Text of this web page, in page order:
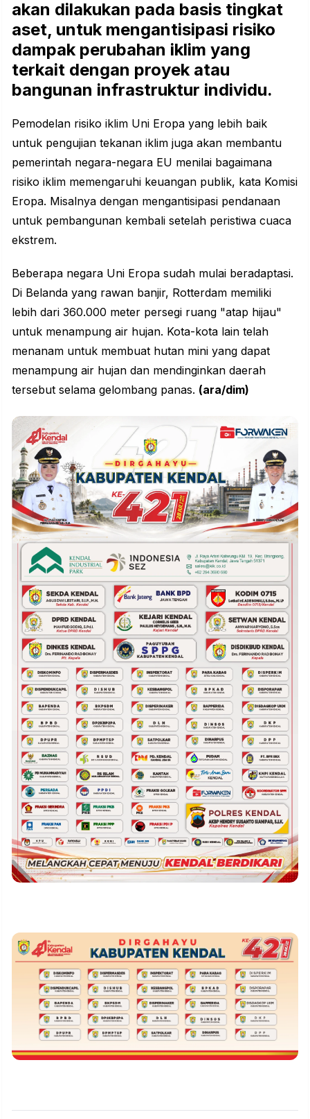
akan dilakukan pada basis tingkat
aset, untuk mengantisipasi risiko
dampak perubahan iklim yang
terkait dengan proyek atau
bangunan infrastruktur individu.
Pemodelan risiko iklim Uni Eropa yang lebih baik
untuk pengujian tekanan iklim juga akan membantu
pemerintah negara-negara EU menilai bagaimana
risiko iklim memengaruhi keuangan publik, kata Komisi
Eropa. Misalnya dengan mengantisipasi pendanaan
untuk pembangunan kembali setelah peristiwa cuaca
ekstrem.
Beberapa negara Uni Eropa sudah mulai beradaptasi.
Di Belanda yang rawan banjir, Rotterdam memiliki
lebih dari 360.000 meter persegi ruang "atap hijau"
untuk menampung air hujan. Kota-kota lain telah
menanam untuk membuat hutan mini yang dapat
menampung air hujan dan mendinginkan daerah
tersebut selama gelombang panas. (ara/dim)